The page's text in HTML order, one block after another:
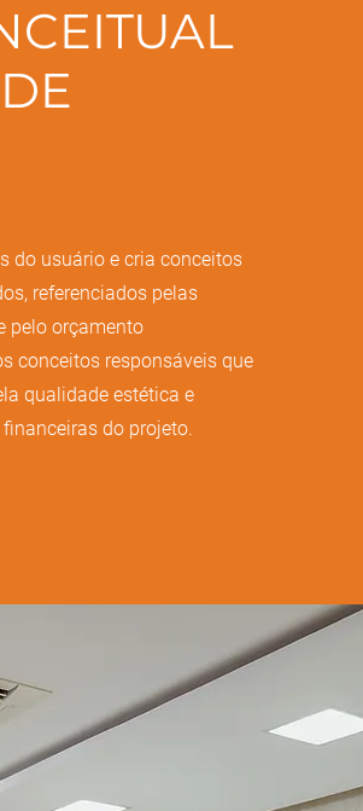
do usuário e cria conceitos
referenciados pelas
pelo orçamento
conceitos responsáveis que
qualidade estética e
do projeto.